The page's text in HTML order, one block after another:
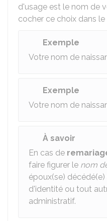
d'usage est le nom de
cocher ce choix dans
Exemple
Votre nom de
Exemple
Votre nom de
À savoir
En cas de
faire figurer le nom
époux(se)
d'identité ou tout
administratif.